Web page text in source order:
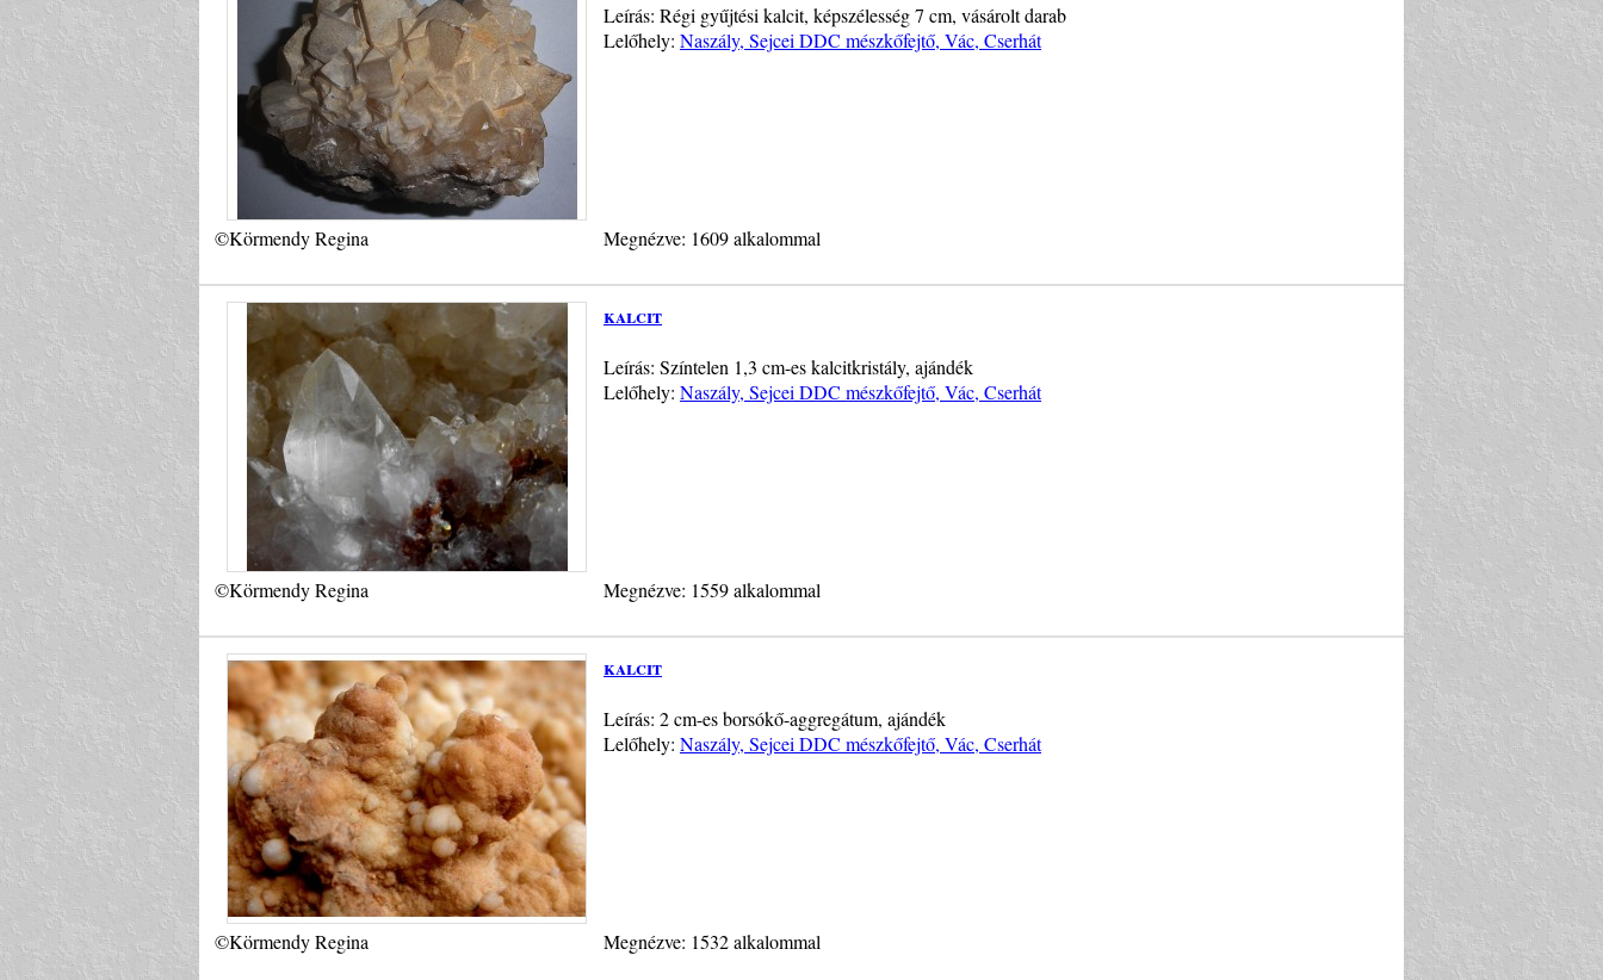
Leírás: Régi gyűjtési kalcit, képszélesség 7 cm, vásárolt darab
Lelőhely: Naszály, Sejcei DDC mészkőfejtő, Vác, Cserhát
©Körmendy Regina Megnézve: 1609 alkalommal
kalcit
Leírás: Színtelen 1,3 cm-es kalcitkristály, ajándék
Lelőhely: Naszály, Sejcei DDC mészkőfejtő, Vác, Cserhát
©Körmendy Regina Megnézve: 1559 alkalommal
kalcit
Leírás: 2 cm-es borsókő-aggregátum, ajándék
Lelőhely: Naszály, Sejcei DDC mészkőfejtő, Vác, Cserhát
©Körmendy Regina Megnézve: 1532 alkalommal